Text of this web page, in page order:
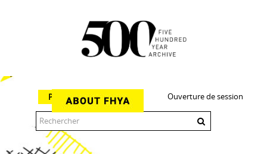
Ouverture de session
Parcourir